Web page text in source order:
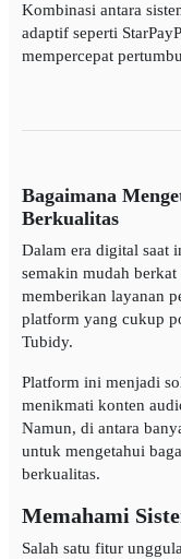
Kombinasi antara
adaptif seperti
mempercepat
Bagaimana
Berkualitas
Dalam era digital saat
semakin mudah
memberikan layanan
platform yang cukup
Tubidy.
Platform ini menjadi
menikmati konten
Namun, di antara
untuk mengetahui
berkualitas.
Memahami
Salah satu fitur